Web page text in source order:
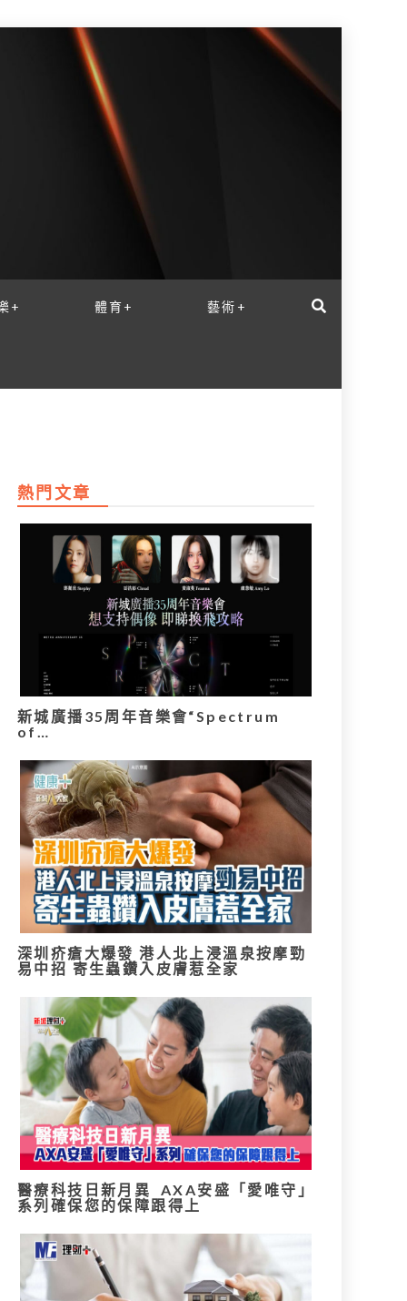
+ 體育+ 藝術+
熱門文章
新城廣播35周年音樂會“Spectrum
of…
深圳疥瘡大爆發 港人北上浸溫泉按摩勁
易中招 寄生蟲鑽入皮膚惹全家
醫療科技日新月異 AXA安盛「愛唯守」
系列確保您的保障跟得上